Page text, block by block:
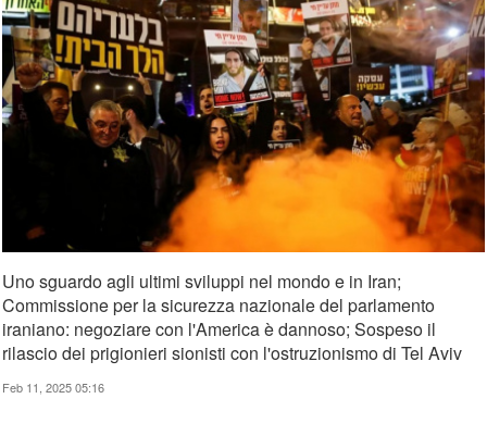
Uno sguardo agli ultimi sviluppi nel mondo e in Iran;
Commissione per la sicurezza nazionale del parlamento
iraniano: negoziare con l'America è dannoso; Sospeso il
rilascio dei prigionieri sionisti con l'ostruzionismo di Tel Aviv
Feb 11, 2025 05:16